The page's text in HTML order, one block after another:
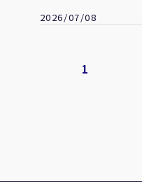
2026/07/08
1